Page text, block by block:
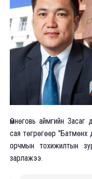
Өмнөговь аймгийн
сая төгрөгөөр "Батмөнх
орчмын тохижилтын
зарлажээ.